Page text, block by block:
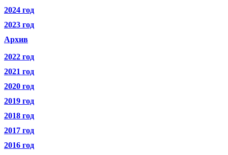
2024 год
2023 год
Архив
2022 год
2021 год
2020 год
2019 год
2018 год
2017 год
2016 год